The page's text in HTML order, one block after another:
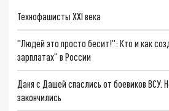
Технофашисты XXI века
"Людей это просто бесит!": Кто и как
зарплатах" в России
Даня с Дашей спаслись от боевиков
закончились